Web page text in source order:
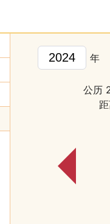
年
公历